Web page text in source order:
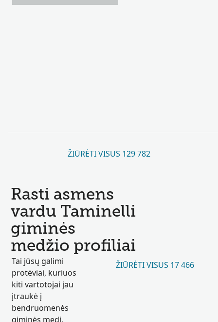
ŽIŪRĖTI VISUS 129 782
Rasti asmens
vardu Taminelli
giminės
medžio profiliai
Tai jūsų galimi
protėviai, kuriuos
kiti vartotojai jau
įtraukė į
bendruomenės
giminės medį.
ŽIŪRĖTI VISUS 17 466